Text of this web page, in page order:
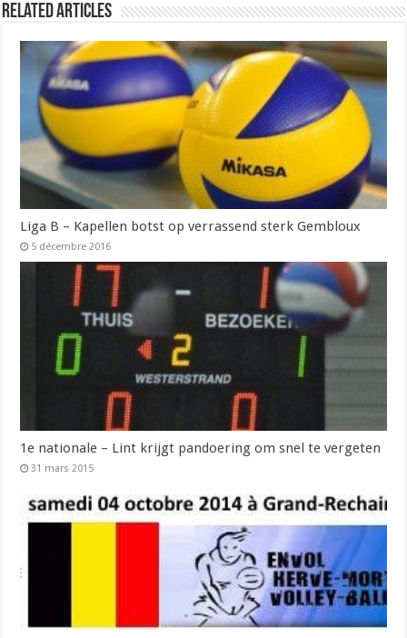
Related Articles
Liga B – Kapellen botst op verrassend sterk Gembloux
5 décembre 2016
1e nationale – Lint krijgt pandoering om snel te vergeten
31 mars 2015